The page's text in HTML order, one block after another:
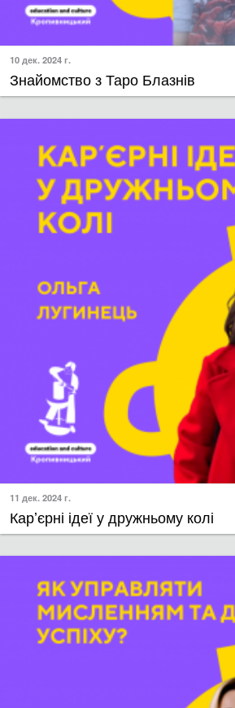
10 дек. 2024 г.
Знайомство з Таро Блазнів
11 дек. 2024 г.
​Карʼєрні ідеї у дружньому колі